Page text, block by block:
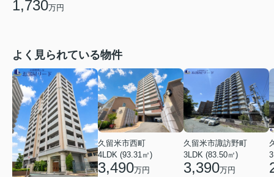
1,730万円
よく見られている物件
久留米市西町
4LDK (93.31㎡)
3,490万円
久留米市諏訪野町
3LDK (83.50㎡)
3,390万円